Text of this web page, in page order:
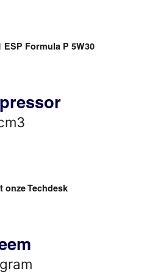
ESP Formula P 5W30
onze Techdesk